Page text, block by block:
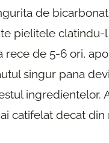
de
pielitele clatindu-l
rece de 5-6 ori,
singur pana
ingredientelor.
catifelat decat din